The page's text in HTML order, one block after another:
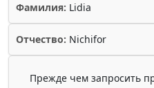
Фамилия: Lidia
Отчество: Nichifor
Прежде чем запросить